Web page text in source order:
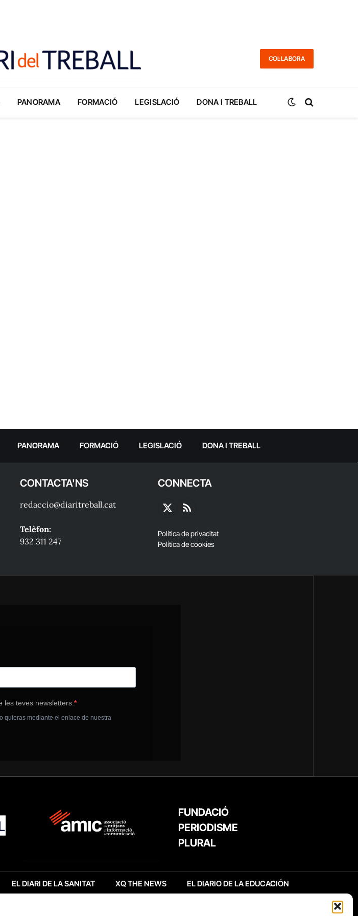
COL·LABORA
PANORAMA FORMACIÓ LEGISLACIÓ DONA I TREBALL
PANORAMA FORMACIÓ LEGISLACIÓ DONA I TREBALL
CONTACTA'NS
redaccio@diaritreball.cat
Telèfon:
932 311 247
CONNECTA
X
RSS
Política de privacitat
Política de cookies
FUNDACIÓ
PERIODISME
PLURAL
EL DIARI DE LA SANITAT XQ THE NEWS EL DIARIO DE LA EDUCACIÓN